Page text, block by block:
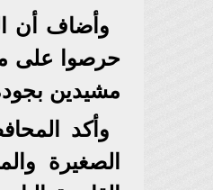
وأضاف أن
حرصوا على
مشيدين
وأكد
الصغيرة